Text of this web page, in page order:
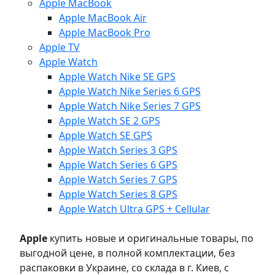
Apple MacBook
Apple MacBook Air
Apple MacBook Pro
Apple TV
Apple Watch
Apple Watch Nike SE GPS
Apple Watch Nike Series 6 GPS
Apple Watch Nike Series 7 GPS
Apple Watch SE 2 GPS
Apple Watch SE GPS
Apple Watch Series 3 GPS
Apple Watch Series 6 GPS
Apple Watch Series 7 GPS
Apple Watch Series 8 GPS
Apple Watch Ultra GPS + Cellular
Apple купить новые и оригинальные товары, по
выгодной цене, в полной комплектации, без
распаковки в Украине, со склада в г. Киев, с